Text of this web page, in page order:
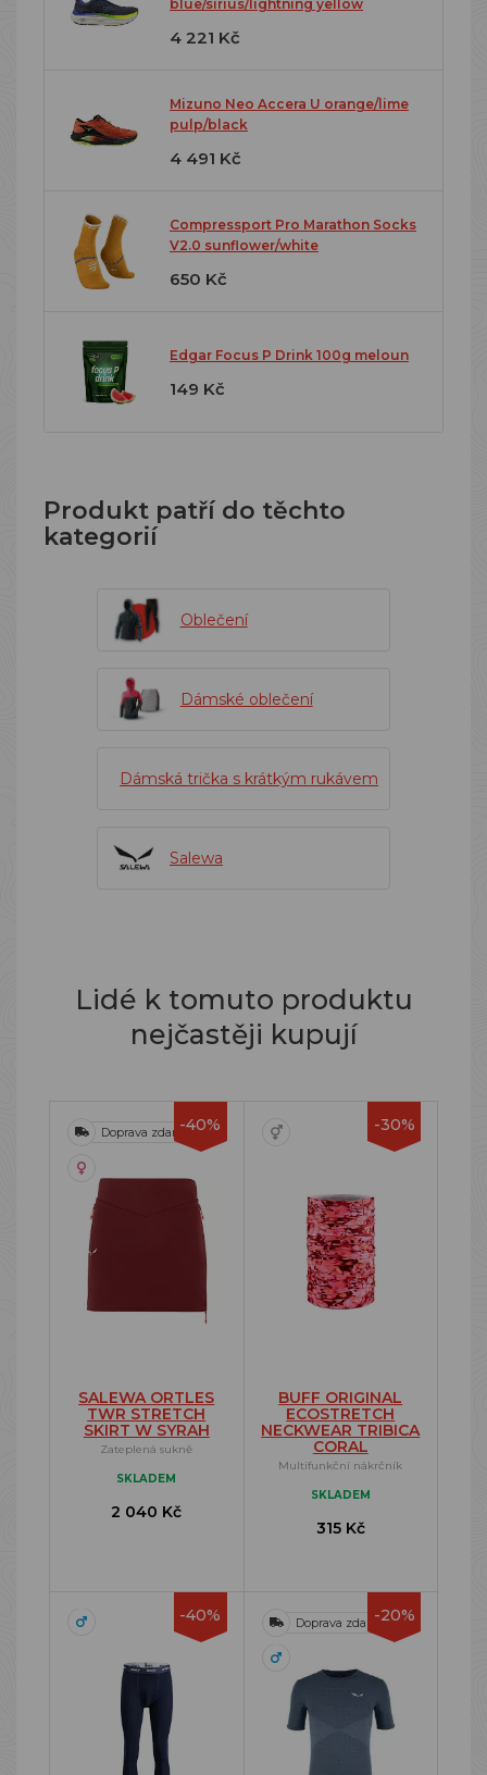
blue/sirius/lightning yellow
4 221 Kč
Mizuno Neo Accera U orange/lime
pulp/black
4 491 Kč
Compressport Pro Marathon Socks
V2.0 sunflower/white
650 Kč
Edgar Focus P Drink 100g meloun
149 Kč
Produkt patří do těchto
kategorií
Oblečení
Dámské oblečení
Dámská trička s krátkým rukávem
Salewa
Lidé k tomuto produktu
nejčastěji kupují
-40%
Doprava zdarma
SALEWA ORTLES
TWR STRETCH
SKIRT W SYRAH
Zateplená sukně
SKLADEM
2 040 Kč
-30%
BUFF ORIGINAL
ECOSTRETCH
NECKWEAR TRIBICA
CORAL
Multifunkční nákrčník
SKLADEM
315 Kč
-40% -20%
Doprava zdarma